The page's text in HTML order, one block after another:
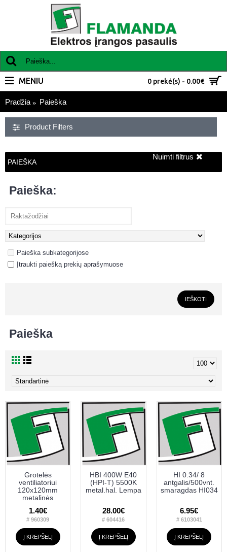
0 prekė(s) - 0.00€
MENIU
Pradžia Paieška
Product Filters
Nuimti filtrus
PAIEŠKA
Paieška:
Paieška subkategorijose
Įtraukti paiešką prekių aprašymuose
Paieška
Grotelės
ventiliatoriui
120x120mm
metalinės
1.40€
# 960309
Į KREPŠELĮ
HBI 400W E40
(HPI-T) 5500K
metal.hal. Lempa
28.00€
# 604416
Į KREPŠELĮ
HI 0.34/ 8
antgalis/500vnt.
smaragdas HI034
6.95€
# 6103041
Į KREPŠELĮ